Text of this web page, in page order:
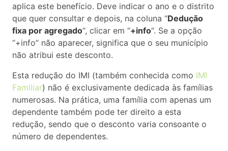
aplica este benefício. Deve indicar o ano e o distrito
que quer consultar e depois, na coluna “Dedução
fixa por agregado“, clicar em “+info“. Se a opção
“+info” não aparecer, significa que o seu município
não atribui este desconto.
Esta redução do IMI (também conhecida como IMI
Familiar) não é exclusivamente dedicada às famílias
numerosas. Na prática, uma família com apenas um
dependente também pode ter direito a esta
redução, sendo que o desconto varia consoante o
número de dependentes.